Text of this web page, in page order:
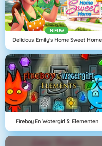
NIEUW
Delicious: Emily's Home Sweet Home
Fireboy En Watergirl 5: Elementen